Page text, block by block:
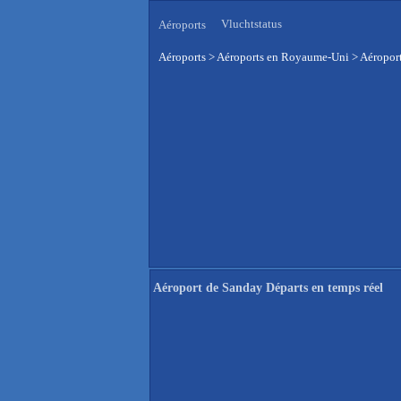
Aéroports Vluchtstatus
Aéroports >Aéroports en Royaume-Uni >
Aéroport de Sanday Départs en temps réel